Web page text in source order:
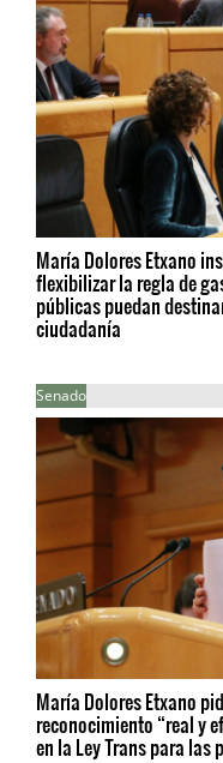
María Dolores Etxano
flexibilizar la regla de
públicas puedan
ciudadanía
Senado
María Dolores Etxano
reconocimiento “real y
en la Ley Trans para